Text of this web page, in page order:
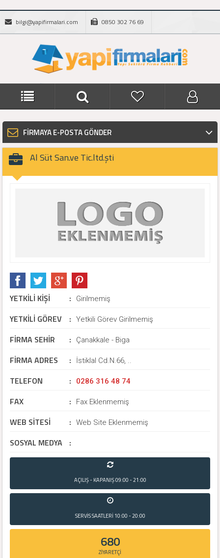
bilgi@yapifirmalari.com 0850 302 76 69
FİRMAYA E-POSTA GÖNDER
Al Süt San.ve Tic.ltd.şti
YETKİLİ KİŞİ : Girilmemiş
YETKİLİ GÖREV : Yetkili Görev Girilmemiş
FİRMA SEHİR : Çanakkale - Biga
FİRMA ADRES : İstiklal Cd.N.66, ..
TELEFON : 0286 316 48 74
FAX : Fax Eklenmemiş
WEB SİTESİ : Web Site Eklenmemiş
SOSYAL MEDYA :
AÇILIŞ - KAPANIŞ09:00 - 21:00
SERVİS SAATLERİ 10:00 - 20:00
680
ZİYARETÇİ